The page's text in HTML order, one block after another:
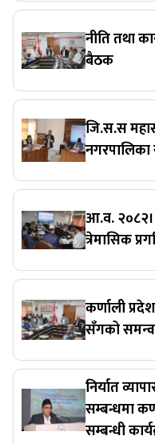
नीति तथा
बैठक
जि.स.स
आ.व.
त्रेमासिक
कर्णाली
सँगको
निर्यात
सम्बन्धमा
सम्बन्धी